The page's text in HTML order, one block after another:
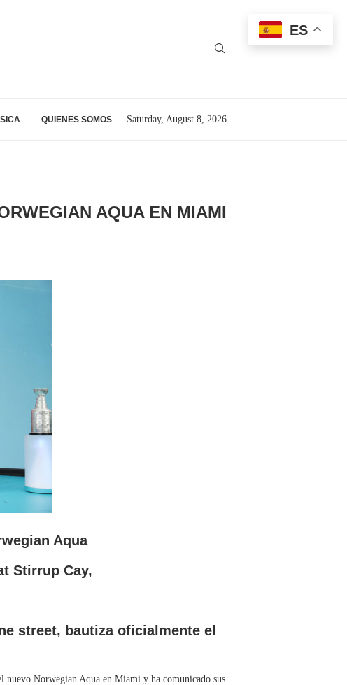
QUIENES SOMOS Saturday, August 8, 2026
AQUA EN MIAMI
Aqua
Stirrup Cay,
street, bautiza oficialmente el
Norwegian Aqua en Miami y ha comunicado sus
ES